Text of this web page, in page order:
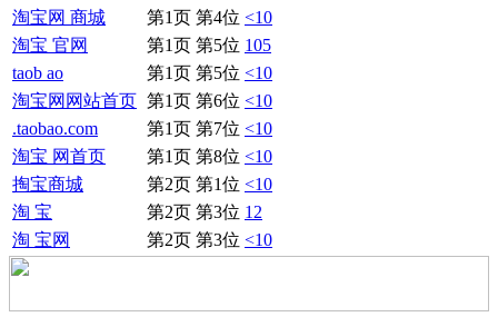
淘宝网 商城
第1页 第4位 <10
淘宝 官网
第1页 第5位 105
taob ao
第1页 第5位 <10
淘宝网网站首页 第1页 第6位 <10
.taobao.com
第1页 第7位 <10
淘宝 网首页
第1页 第8位 <10
掏宝商城
第2页 第1位 <10
淘 宝
第2页 第3位 12
淘 宝网
第2页 第3位 <10